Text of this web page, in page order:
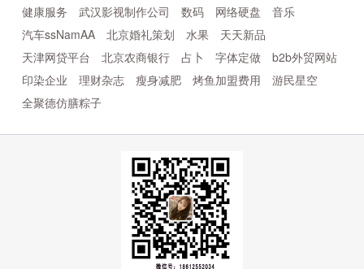
健康服务 武汉影视制作公司 数码 网络硬盘
音乐
汽车ssNamAA
北京婚礼策划 水果
天天新品
天津网贷平台
北京农商银行 占卜 字体定做
b2b外贸网站
印染企业
理财杂志 瘦身减肥 烤鱼加盟费用
游民星空
全聚德仿膳粽子